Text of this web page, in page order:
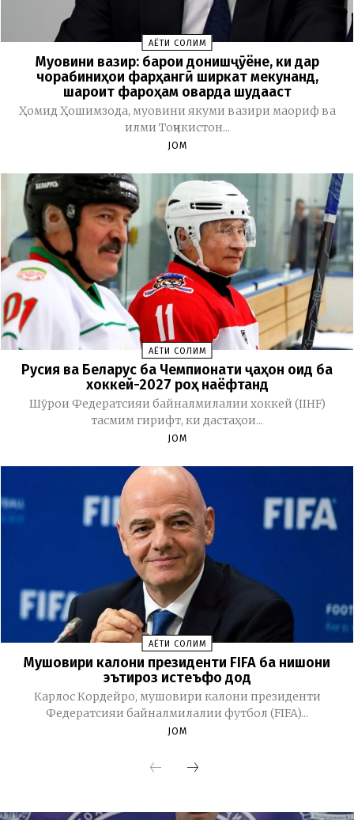
ҲАЁТИ СОЛИМ
Муовини вазир: барои донишҷӯёне, ки дар
чорабиниҳои фарҳангӣ ширкат мекунанд,
шароит фароҳам оварда шудааст
Ҳомид Ҳошимзода, муовини якуми вазири маориф ва
илми Тоҷикистон...
JOM
ҲАЁТИ СОЛИМ
Русия ва Беларус ба Чемпионати ҷаҳон оид ба
хоккей-2027 роҳ наёфтанд
Шӯрои Федератсияи байналмилалии хоккей (IIHF)
тасмим гирифт, ки дастаҳои...
JOM
ҲАЁТИ СОЛИМ
Мушовири калони президенти FIFA ба нишони
эътироз истеъфо дод
Карлос Кордейро, мушовири калони президенти
Федератсияи байналмилалии футбол (FIFA)...
JOM